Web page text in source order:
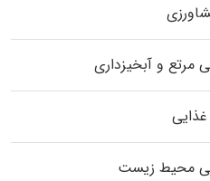
مرتع و آبخیزداری
محیط زیست